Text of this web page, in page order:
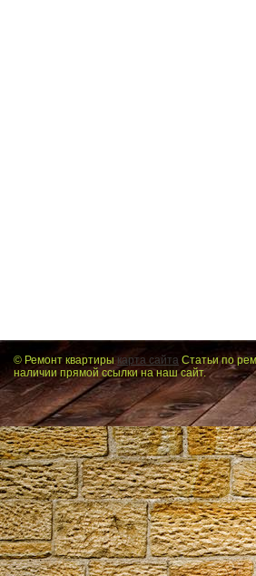
© Ремонт квартирыкарта сайта Статьи по
наличии прямой ссылки на наш сайт.